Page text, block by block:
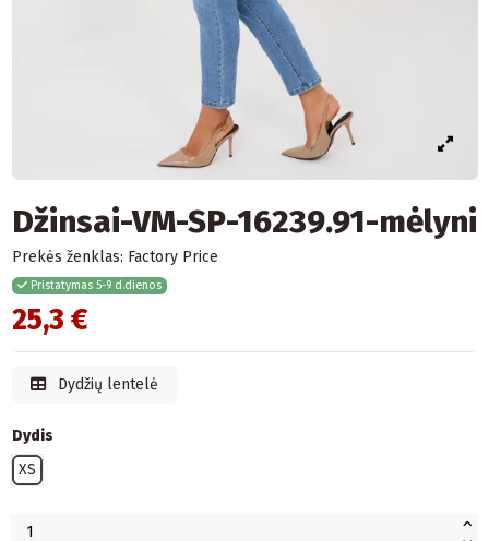
Džinsai-VM-SP-16239.91-mėlyni
Prekės ženklas: Factory Price
Pristatymas 5-9 d.dienos
25,3 €
Dydžių lentelė
Dydis
XS